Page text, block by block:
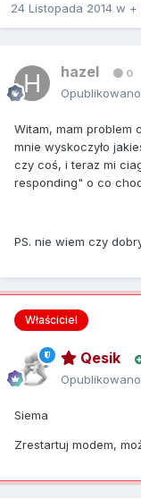
24 Listopada 2014 w +
hazel 0
Opublikowano
Witam, mam problem
mnie wyskoczyło
czy coś, i teraz mi
responding" o co
PS. nie wiem czy
Właściciel
Qesik
Opublikowano
Siema
Zrestartuj modem,